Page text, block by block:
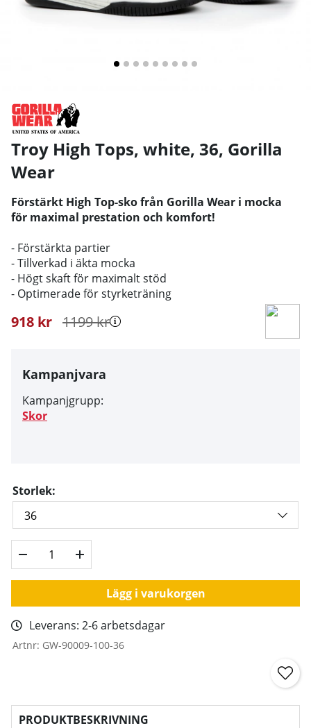
Troy High Tops, white, 36, Gorilla
Wear
Förstärkt High Top-sko från Gorilla Wear i mocka
för maximal prestation och komfort!
- Förstärkta partier
- Tillverkad i äkta mocka
- Högt skaft för maximalt stöd
- Optimerade för styrketräning
1199kr
918 kr
Kampanjvara
Kampanjgrupp:
Skor
Storlek:
Lägg i varukorgen
Leverans: 2-6 arbetsdagar
Artnr: GW-90009-100-36
PRODUKTBESKRIVNING